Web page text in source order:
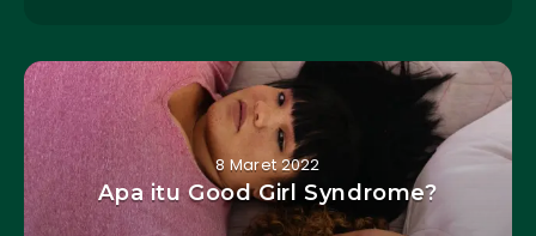
8 Maret 2022
Apa itu Good Girl Syndrome?